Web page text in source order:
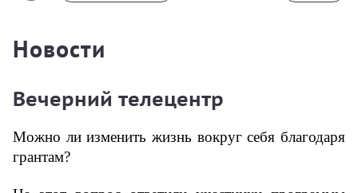
Новости
Вечерний телецентр
Можно ли изменить жизнь вокруг себя благодаря
грантам?